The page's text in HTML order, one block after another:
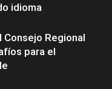
idioma
Regional
para el